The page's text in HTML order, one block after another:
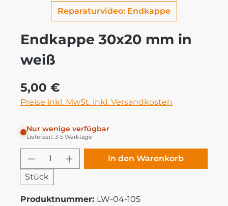
Reparaturvideo: Endkappe
Endkappe 30x20 mm in
weiß
Regulärer Preis:
5,00 €
Preise inkl. MwSt. inkl. Versandkosten
Nur wenige verfügbar
Lieferzeit: 3-5 Werktage
Produkt Anzahl: Gib den
Stück
In den Warenkorb
Produktnummer: LW-04-105